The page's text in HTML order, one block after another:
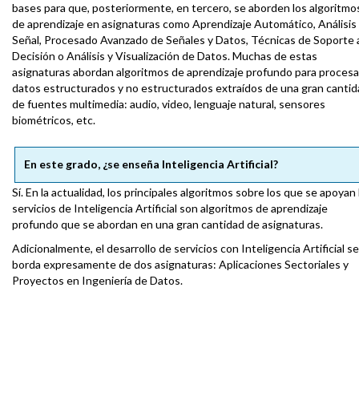
bases para que, posteriormente, en tercero, se aborden los
de aprendizaje en asignaturas como Aprendizaje Automático, Análisis
Señal, Procesado Avanzado de Señales y Datos, Técnicas de Soporte
Decisión o Análisis y Visualización de Datos. Muchas de estas
asignaturas abordan algoritmos de aprendizaje profundo para
datos estructurados y no estructurados extraídos de una gran
de fuentes multimedia: audio, video, lenguaje natural, sensores
biométricos, etc.
En este grado, ¿se enseña Inteligencia Artificial?
Sí. En la actualidad, los principales algoritmos sobre los que se apoyan
servicios de Inteligencia Artificial son algoritmos de aprendizaje
profundo que se abordan en una gran cantidad de asignaturas.
Adicionalmente, el desarrollo de servicios con Inteligencia Artificial se
borda expresamente de dos asignaturas: Aplicaciones Sectoriales y
Proyectos en Ingeniería de Datos.